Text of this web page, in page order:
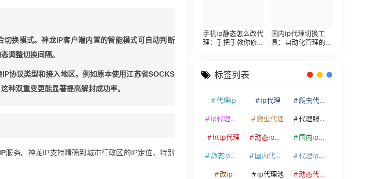
切换模式。神龙IP客户端内置的智能模式可自动判断
调整切换间隔。
协议类型和接入地区。例如原本使用江苏省SOCKS
种双重变更能显著提高解封成功率。
服务。神龙IP支持精确到城市行政区的IP定位，特别
手机ip静态怎么改代
理：手把手教你修改
国内ip代理切换工
具：自动化管理的效
标签列表
代理ip ip代理
爬虫代理ip
ip代理软件
爬虫代理
代理服务器
http代理
动态ip代理
国内ip代理
静态ip代理
国内代理ip
代理ip软件
改ip
ip代理池
动态代理ip